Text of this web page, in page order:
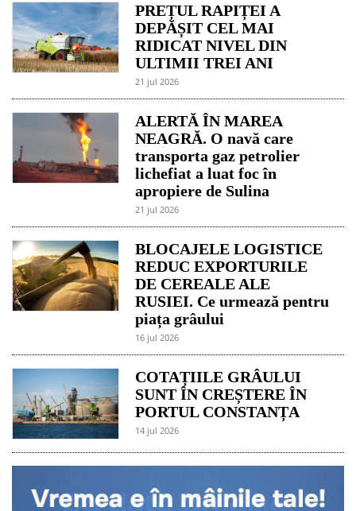
PREȚUL RAPIȚEI A
DEPĂȘIT CEL MAI
RIDICAT NIVEL DIN
ULTIMII TREI ANI
21 jul 2026
ALERTĂ ÎN MAREA
NEAGRĂ. O navă care
transporta gaz petrolier
lichefiat a luat foc în
apropiere de Sulina
21 jul 2026
BLOCAJELE LOGISTICE
REDUC EXPORTURILE
DE CEREALE ALE
RUSIEI. Ce urmează pentru
piața grâului
16 jul 2026
COTAȚIILE GRÂULUI
SUNT ÎN CREȘTERE ÎN
PORTUL CONSTANȚA
14 jul 2026